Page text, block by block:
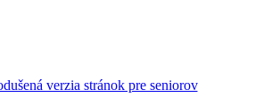
verzia stránok pre seniorov